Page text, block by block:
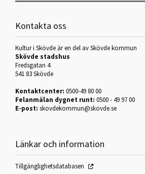
Kontakta oss
Kultur i Skövde är en del av Skövde kommun
Skövde stadshus
Fredsgatan 4
541 83 Skövde
Kontaktcenter: 0500-49 80 00
Felanmälan dygnet runt: 0500 - 49 97 00
E-post: skovdekommun@skovde.se
Länkar och information
Tillgänglighetsdatabasen